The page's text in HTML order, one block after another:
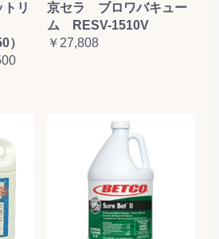
リ
）
京セラ ブロワバキュー
ム RESV-1510V
￥27,808